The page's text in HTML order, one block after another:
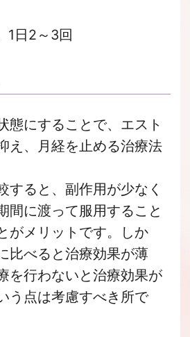
1日2～3回
態にすることで、エスト
え、月経を止める治療法
すると、副作用が少なく
間に渡って服用すること
がメリットです。しか
比べると治療効果が薄
を行わないと治療効果が
う点は考慮すべき所で